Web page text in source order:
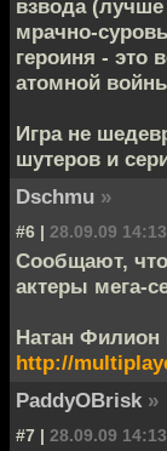
взвода
мрачно-
героиня - это
атомной
Игра не
шутеров и
Dschmu »
#6 | 28.09.09 14:13
Сообщают,
актеры мега-
Натан Филион
http://
PaddyOBrisk »
#7 | 28.09.09 14:13